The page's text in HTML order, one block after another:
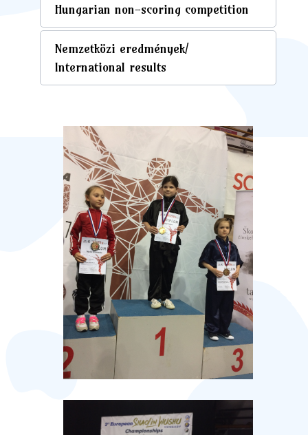
Hungarian non-scoring competition
Nemzetközi eredmények/
International results